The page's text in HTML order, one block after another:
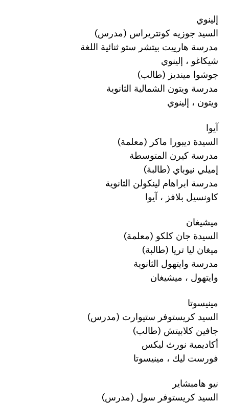
إلينوي
السيد جوزيه كونتريراس (مدرس)
مدرسة هارييت بيتشر ستو ثنائية اللغة
شيكاغو ، إلينوي
جوشوا مينديز (طالب)
مدرسة ويتون الشمالية الثانوية
ويتون ، إلينوي
آيوا
السيدة ديبورا ماكر (معلمة)
مدرسة كيرن المتوسطة
إميلي نيوباي (طالبة)
مدرسة ابراهام لينكولن الثانوية
كاونسيل بلافز ، آيوا
ميشيغان
السيدة جان كلكو (معلمة)
ميغان ليا تريا (طالبة)
مدرسة وايتهول الثانوية
وايتهول ، ميشيغان
مينيسوتا
السيد كريستوفر ستيوارت (مدرس)
جافين كلابيتش (طالب)
أكاديمية نورث ليكس
فورست ليك ، مينيسوتا
نيو هامبشاير
السيد كريستوفر سول (مدرس)